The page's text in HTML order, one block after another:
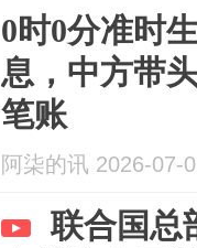
0时0分准时
息，中方带
笔账
阿柒的讯 2026-07-
联合国总